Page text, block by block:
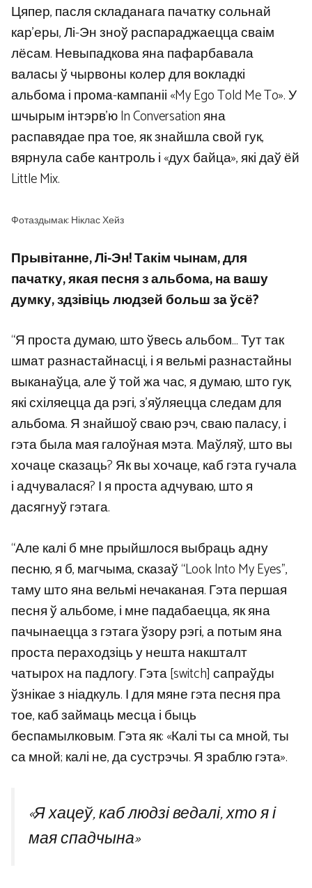
Цяпер, пасля складанага пачатку сольнай
кар’еры, Лі-Эн зноў распараджаецца сваім
лёсам. Невыпадкова яна пафарбавала
валасы ў чырвоны колер для вокладкі
альбома і прома-кампаніі «My Ego Told Me To». У
шчырым інтэрв’ю In Conversation яна
распавядае пра тое, як знайшла свой гук,
вярнула сабе кантроль і «дух байца», які даў ёй
Little Mix.
Фотаздымак: Ніклас Хейз
Прывітанне, Лі-Эн! Такім чынам, для
пачатку, якая песня з альбома, на вашу
думку, здзівіць людзей больш за ўсё?
“Я проста думаю, што ўвесь альбом… Тут так
шмат разнастайнасці, і я вельмі разнастайны
выканаўца, але ў той жа час, я думаю, што гук,
які схіляецца да рэгі, з’яўляецца следам для
альбома. Я знайшоў сваю рэч, сваю паласу, і
гэта была мая галоўная мэта. Маўляў, што вы
хочаце сказаць? Як вы хочаце, каб гэта гучала
і адчувалася? І я проста адчуваю, што я
дасягнуў гэтага.
“Але калі б мне прыйшлося выбраць адну
песню, я б, магчыма, сказаў “Look Into My Eyes”,
таму што яна вельмі нечаканая. Гэта першая
песня ў альбоме, і мне падабаецца, як яна
пачынаецца з гэтага ўзору рэгі, а потым яна
проста пераходзіць у нешта накшталт
чатырох на падлогу. Гэта [switch] сапраўды
ўзнікае з ніадкуль. І для мяне гэта песня пра
тое, каб займаць месца і быць
беспамылковым. Гэта як: «Калі ты са мной, ты
са мной; калі не, да сустрэчы. Я зраблю гэта».
«Я хацеў, каб людзі ведалі, хто я і
мая спадчына»